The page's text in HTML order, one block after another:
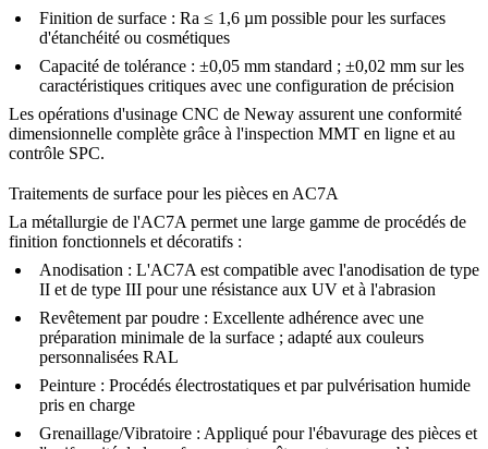
Finition de surface : Ra ≤ 1,6 µm possible pour les surfaces
d'étanchéité ou cosmétiques
Capacité de tolérance : ±0,05 mm standard ; ±0,02 mm sur les
caractéristiques critiques avec une configuration de précision
Les opérations d'usinage CNC de Neway assurent une conformité
dimensionnelle complète grâce à l'inspection MMT en ligne et au
contrôle SPC.
Traitements de surface pour les pièces en AC7A
La métallurgie de l'AC7A permet une large gamme de procédés de
finition fonctionnels et décoratifs :
Anodisation : L'AC7A est compatible avec l'anodisation de type
II et de type III pour une résistance aux UV et à l'abrasion
Revêtement par poudre : Excellente adhérence avec une
préparation minimale de la surface ; adapté aux couleurs
personnalisées RAL
Peinture : Procédés électrostatiques et par pulvérisation humide
pris en charge
Grenaillage/Vibratoire : Appliqué pour l'ébavurage des pièces et